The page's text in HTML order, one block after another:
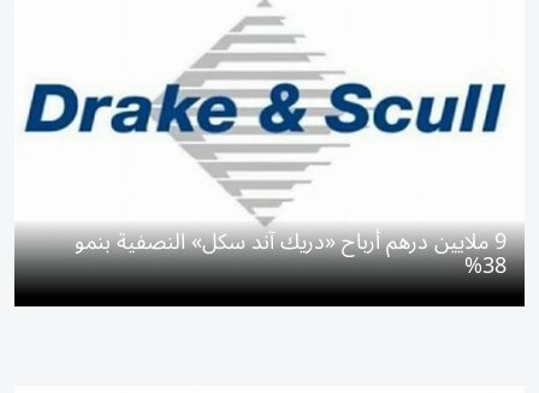
9 ملايين درهم أرباح «دريك آند سكل» النصفية بنمو
38%